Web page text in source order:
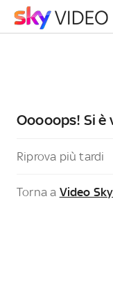
Ooooops! Si
Riprova più tardi
Torna a Video Sky